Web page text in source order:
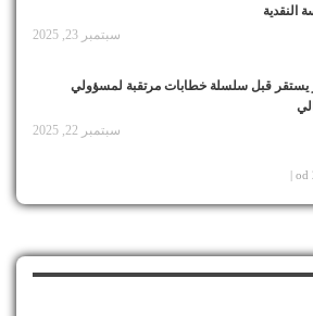
النقدية
سبتمبر 23, 2025
يستقر قبل سلسلة خطابات مرتقبة لمسؤولي
سبتمبر 22, 2025